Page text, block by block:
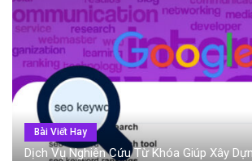
Bài Viết Hay
Dịch Vụ Nghiên Cứu Từ Khóa Giúp Xây